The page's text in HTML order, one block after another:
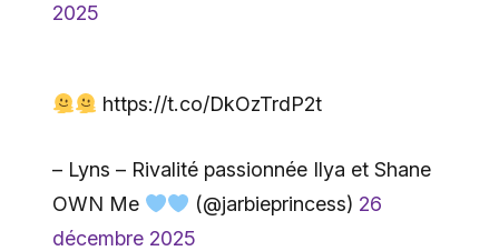
2025
https://t.co/DkOzTrdP2t
– Lyns – Rivalité passionnée Ilya et Shane
OWN Me
(@jarbieprincess) 26
décembre 2025